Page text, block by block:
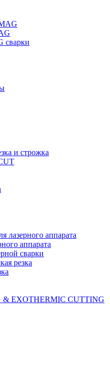
сварки
и строжка
лазерного аппарата
аппарата
сварки
резка
& EXOTHERMIC CUTTING